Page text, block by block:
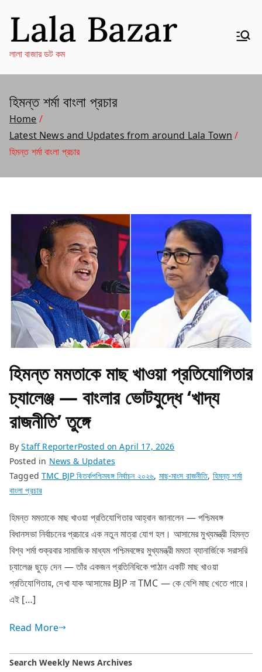
content
Lala Bazar
লালা বাজার ডট কম
হিমন্ত শর্মা বাংলা প্রচার
Home
Latest News and Updates from around Lala Town
হিমন্ত শর্মা বাংলা প্রচার
হিমন্ত মমতাকে মাছ খাওয়া প্রতিযোগিতার
চ্যালেঞ্জ — বাংলার ভোটযুদ্ধে ‘খাদ্য
রাজনীতি’ তুঙ্গে
ByStaff ReporterPosted onApril 17, 2026
Posted in News & Updates
TaggedTMC BJP বিতর্কপশ্চিমবঙ্গ নির্বাচন ২০২৬, মাছ-মাংস রাজনীতি, হিমন্ত শর্মা
বাংলা প্রচার
হিমন্ত মমতাকে মাছ খাওয়া প্রতিযোগিতার আহ্বান জানালেন — পশ্চিমবঙ্গ
বিধানসভা নির্বাচনের প্রচারে এক নতুন মাত্রা যোগ হল। আসামের মুখ্যমন্ত্রী হিমন্ত
বিশ্ব শর্মা শুক্রবার সামাজিক মাধ্যম পশ্চিমবঙ্গের মুখ্যমন্ত্রী মমতা ব্যানার্জিকে সরাসরি
চ্যালেঞ্জ ছুড়ে দেন — তাঁর একজন প্রতিনিধিকে পাঠান একটি মাছ খাওয়া
প্রতিযোগিতায়, দেখা যাক আসামের BJP না TMC — কে বেশি মাছ খেতে পারে।
এই […]
Read More
Search Weekly News Archives